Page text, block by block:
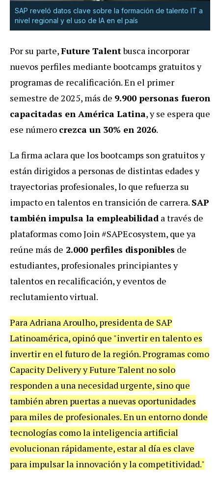
SAP reveló datos clave sobre la formación de talento IT a
nivel regional y el uso de IA en el país
Por su parte,Future Talentbusca incorporar
nuevos perfiles mediante bootcamps gratuitos y
programas de recalificación.En el primer
semestre de 2025, más de 9.900 personas fueron
capacitadas en América Latina, y se espera que
ese número crezca un 30% en 2026.
La firma aclara que los bootcamps son gratuitos y
están dirigidos a personas de distintas edades y
trayectorias profesionales, lo que refuerza su
impacto en talentos en transición de carrera. SAP
también impulsa la empleabilidad a través de
plataformas como Join #SAPEcosystem, que ya
reúne más de 2.000 perfiles disponibles de
estudiantes, profesionales principiantes y
talentos en recalificación,y eventos de
reclutamiento virtual.
Para Adriana Aroulho, presidenta de SAP
Latinoamérica, opinó que "invertir en talento es
invertir en el futuro de la región. Programas como
Capacity Delivery y Future Talent no solo
responden a una necesidad urgente, sino que
también abren puertas a nuevas oportunidades
para miles de profesionales. En un entorno donde
tecnologías como la inteligencia artificial
evolucionan rápidamente, estar al día es clave
para impulsar la innovación y la competitividad."